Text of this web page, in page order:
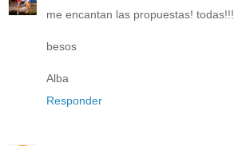
me encantan las propuestas! todas!!!
besos
Alba
Responder